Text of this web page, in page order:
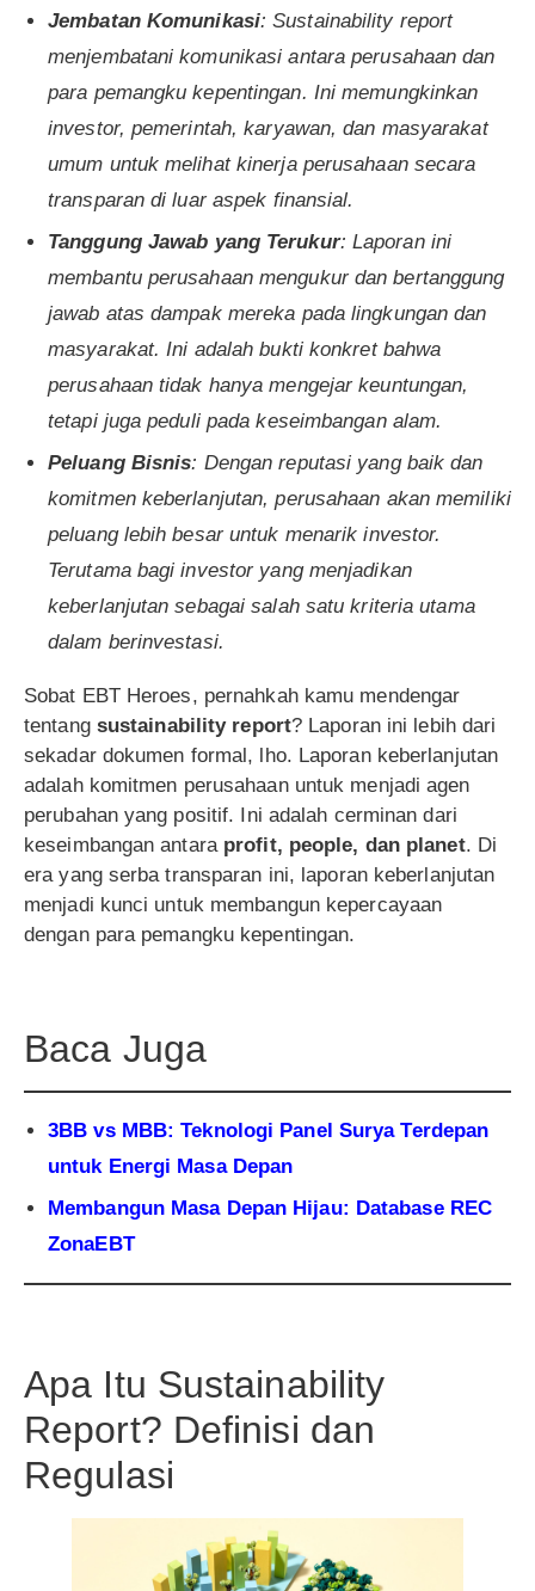
Jembatan Komunikasi: Sustainability report
menjembatani komunikasi antara perusahaan dan
para pemangku kepentingan. Ini memungkinkan
investor, pemerintah, karyawan, dan masyarakat
umum untuk melihat kinerja perusahaan secara
transparan di luar aspek finansial.
Tanggung Jawab yang Terukur: Laporan ini
membantu perusahaan mengukur dan bertanggung
jawab atas dampak mereka pada lingkungan dan
masyarakat. Ini adalah bukti konkret bahwa
perusahaan tidak hanya mengejar keuntungan,
tetapi juga peduli pada keseimbangan alam.
Peluang Bisnis: Dengan reputasi yang baik dan
komitmen keberlanjutan, perusahaan akan memiliki
peluang lebih besar untuk menarik investor.
Terutama bagi investor yang menjadikan
keberlanjutan sebagai salah satu kriteria utama
dalam berinvestasi.
Sobat EBT Heroes, pernahkah kamu mendengar
tentang sustainability report? Laporan ini lebih dari
sekadar dokumen formal, lho. Laporan keberlanjutan
adalah komitmen perusahaan untuk menjadi agen
perubahan yang positif. Ini adalah cerminan dari
keseimbangan antara profit, people, dan planet. Di
era yang serba transparan ini, laporan keberlanjutan
menjadi kunci untuk membangun kepercayaan
dengan para pemangku kepentingan.
Baca Juga
3BB vs MBB: Teknologi Panel Surya Terdepan
untuk Energi Masa Depan
Membangun Masa Depan Hijau: Database REC
ZonaEBT
Apa Itu Sustainability
Report? Definisi dan
Regulasi